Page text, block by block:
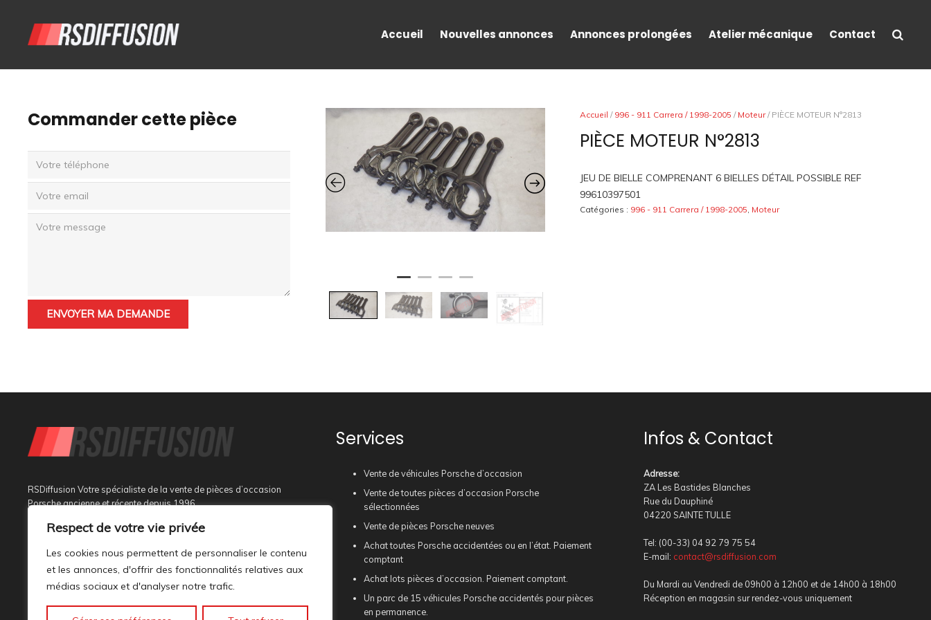
Respect de votre vie privée
Les cookies nous permettent de personnaliser le contenu
et les annonces, d'offrir des fonctionnalités relatives aux
médias sociaux et d'analyser notre trafic.
Accueil Nouvelles annonces Annonces prolongées Atelier mécanique Contact
Accueil / 996 - 911 Carrera / 1998-2005 / Moteur/ PIÈCE MOTEUR N°2813
PIÈCE MOTEUR N°2813
JEU DE BIELLE COMPRENANT 6 BIELLES DÉTAIL POSSIBLE REF
99610397501
Catégories : 996 - 911 Carrera / 1998-2005, Moteur
Commander cette pièce
RSDiffusion Votre spécialiste de la vente de pièces d’occasion
Porsche ancienne et récente depuis 1996
Implantée à Sainte Tulle dans le département des Alpes de
Provence, au sein d’un bâtiment tout neuf de 1000M², son
activité est dédiée à la marque PORSCHE.
Services
Vente de véhicules Porsche d’occasion
Vente de toutes pièces d’occasion Porsche
sélectionnées
Vente de pièces Porsche neuves
Achat toutes Porsche accidentées ou en l’état. Paiement
comptant
Achat lots pièces d’occasion. Paiement comptant.
Un parc de 15 véhicules Porsche accidentés pour pièces
en permanence.
Infos & Contact
Adresse:
ZA Les Bastides Blanches
Rue du Dauphiné
04220 SAINTE TULLE
Tel: (00-33) 04 92 79 75 54
E-mail: contact@rsdiffusion.com
Du Mardi au Vendredi de 09h00 à 12h00 et de 14h00 à 18h00
Réception en magasin sur rendez-vous uniquement